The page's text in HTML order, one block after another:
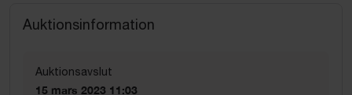
Auktionsinformation
Auktionsavslut
15 mars 2023 11:03